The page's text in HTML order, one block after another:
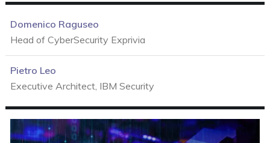
Domenico Raguseo
Head of CyberSecurity Exprivia
Pietro Leo
Executive Architect, IBM Security